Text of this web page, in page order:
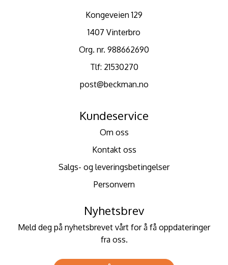
Kongeveien 129
1407 Vinterbro
Org. nr. 988662690
Tlf: 21530270
post@beckman.no
Kundeservice
Om oss
Kontakt oss
Salgs- og leveringsbetingelser
Personvern
Nyhetsbrev
Meld deg på nyhetsbrevet vårt for å få oppdateringer
fra oss.